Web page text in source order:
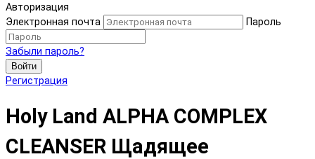
Авторизация
Электронная почта
Пароль
Забыли пароль?
Войти
Регистрация
Holy Land ALPHA COMPLEX
CLEANSER Щадящее